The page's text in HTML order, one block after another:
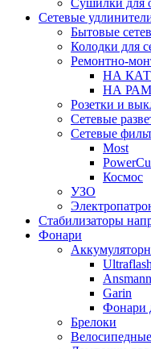
Сушилки для
Сетевые
Бытовые
Колодки для
Ремонтно-
НА
НА
Розетки и
Сетевые
Сетевые
Most
Космос
УЗО
Стабилизаторы
Фонари
Ultraflash
Ansmann
Garin
Фонари
Брелоки
Велосипедные